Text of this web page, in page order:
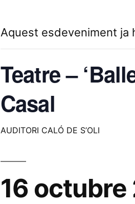
Aquest esdeveniment ja
Teatre –
Casal
AUDITORI CALÓ DE S’OLI
16